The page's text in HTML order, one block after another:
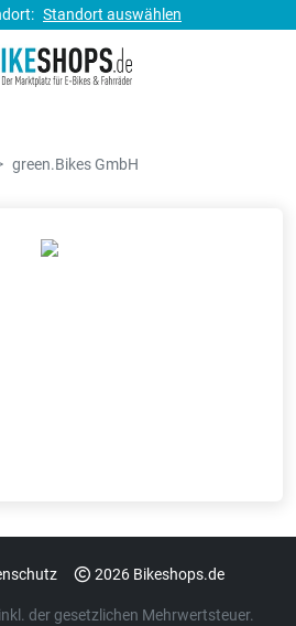
Standort auswählen
green.Bikes GmbH
2026 Bikeshops.de
der gesetzlichen Mehrwertsteuer.